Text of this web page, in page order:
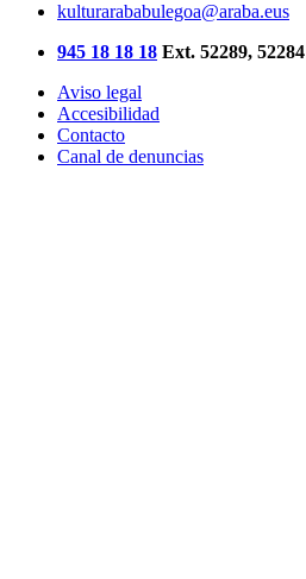
kulturarababulegoa@araba.eus
945 18 18 18 Ext. 52289, 52284
Aviso legal
Accesibilidad
Contacto
Canal de denuncias